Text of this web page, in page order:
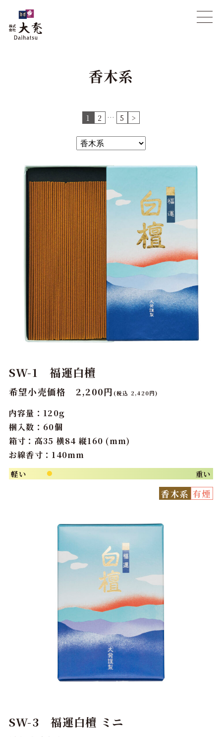
香木系
1 2 … 5 >
SW-1 福運白檀
希望小売価格 2,200円 (税込 2,420円)
内容量：120g
梱入数：60個
箱寸：高35 横84 縦160 (mm)
お線香寸：140mm
軽い ● 重い
香木系 有煙
SW-3 福運白檀 ミニ